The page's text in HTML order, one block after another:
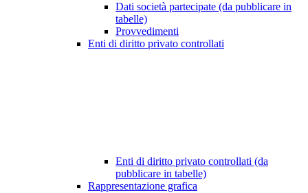
Dati società partecipate (da pubblicare in
tabelle)
Provvedimenti
Enti di diritto privato controllati
Enti di diritto privato controllati (da
pubblicare in tabelle)
Rappresentazione grafica